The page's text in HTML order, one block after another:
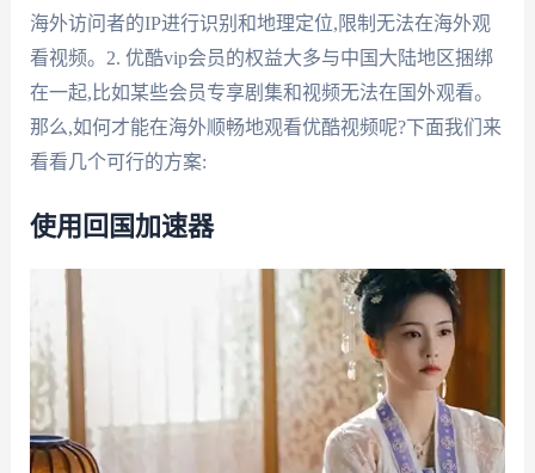
海外访问者的IP进行识别和地理定位,限制无法在海外观
看视频。2. 优酷vip会员的权益大多与中国大陆地区捆绑
在一起,比如某些会员专享剧集和视频无法在国外观看。
那么,如何才能在海外顺畅地观看优酷视频呢?下面我们来
看看几个可行的方案:
使用回国加速器